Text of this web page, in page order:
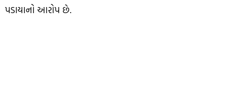
પડાયાનો આરોપ છે.